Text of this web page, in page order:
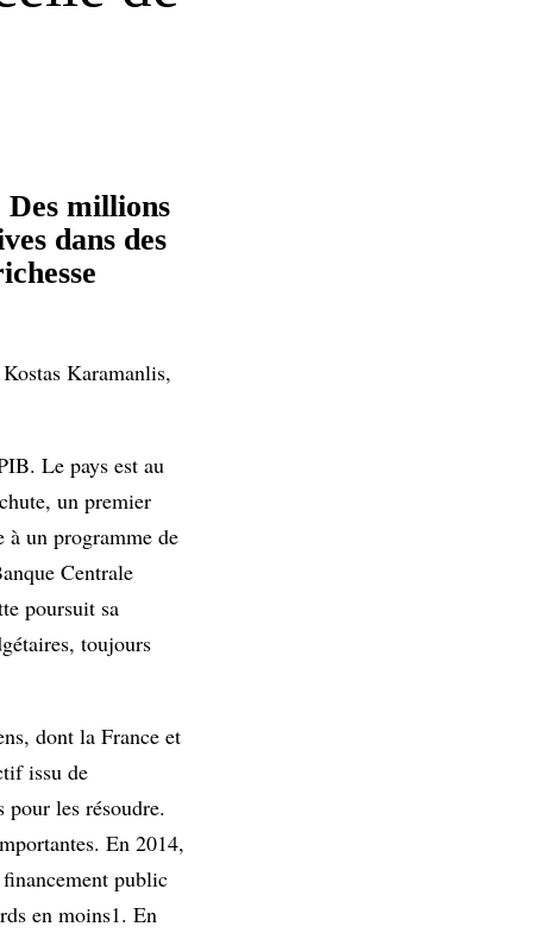
Des millions
dans des
Karamanlis,
Le pays est au
un premier
à un programme de
Centrale
poursuit sa
toujours
dont la France et
issu de
pour les résoudre.
En 2014,
public
en moins1. En